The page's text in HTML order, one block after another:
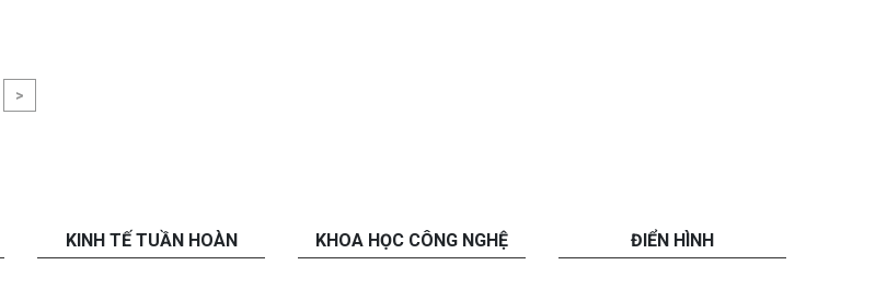
>
KINH TẾ TUẦN HOÀN KHOA HỌC CÔNG NGHỆ ĐIỂN HÌNH